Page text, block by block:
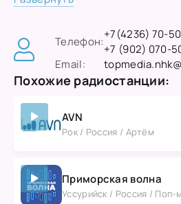
Телефон:
+7(4236) 70-
+7 (902) 070-
Email:
Похожие радиостанции:
AVN
Рок / Россия / Артём
Приморская волна